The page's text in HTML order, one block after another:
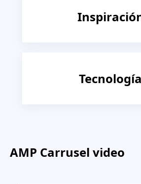
Tecnología
AMP Carrusel video